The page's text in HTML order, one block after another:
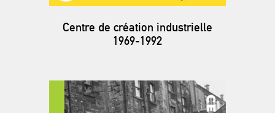
Centre de création industrielle
1969-1992